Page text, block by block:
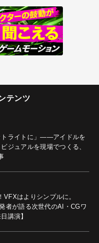
テンツ
トライトに」――アイドルを
ジュアルを現場でつくる、
VFXはよりシンプルに。
者が語る次世代のAI・CGワ
講演】